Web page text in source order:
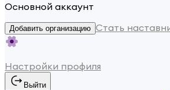
Основной аккаунт
Добавить организацию Стать
Настройки профиля
Выйти